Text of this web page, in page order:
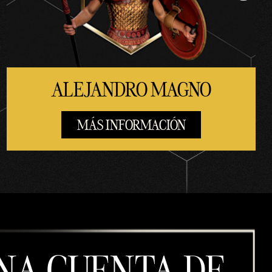
ALEJANDRO MAGNO
MÁS INFORMACIÓN